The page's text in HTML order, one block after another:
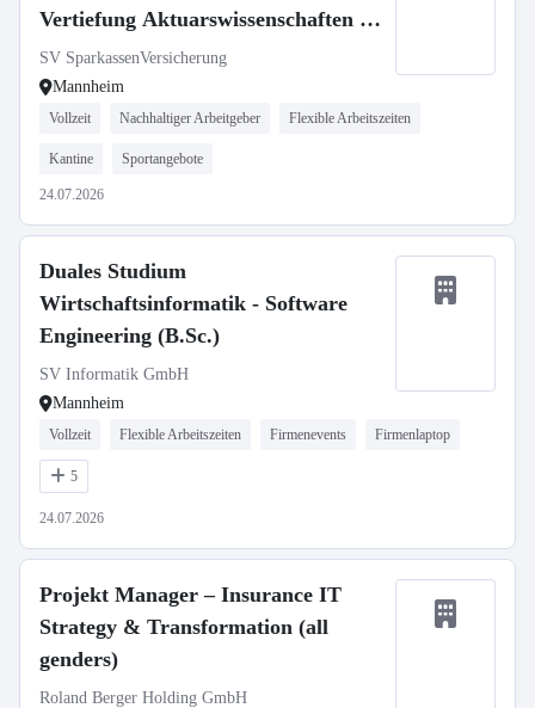
Vertiefung Aktuarswissenschaften in
Kooperation mit der Universität Ulm
- Aktuarielle Entwicklung
SV SparkassenVersicherung
Mannheim
Vollzeit Nachhaltiger Arbeitgeber Flexible Arbeitszeiten
Kantine Sportangebote
24.07.2026
Duales Studium
Wirtschaftsinformatik - Software
Engineering (B.Sc.)
SV Informatik GmbH
Mannheim
Vollzeit Flexible Arbeitszeiten Firmenevents Firmenlaptop
5
24.07.2026
Projekt Manager – Insurance IT
Strategy & Transformation (all
genders)
Roland Berger Holding GmbH